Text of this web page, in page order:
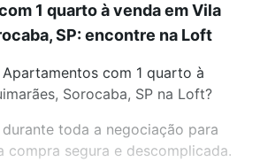
1 quarto à venda em Vila
SP: encontre na Loft
com 1 quarto à
Sorocaba, SP na Loft?
toda a negociação para
compra segura e descomplicada.